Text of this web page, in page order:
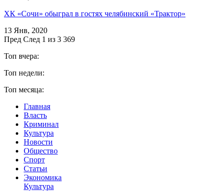
ХК «Сочи» обыграл в гостях челябинский «Трактор»
13 Янв, 2020
Пред След 1 из 3 369
Топ вчера:
Топ недели:
Топ месяца:
Главная
Власть
Криминал
Культура
Новости
Общество
Спорт
Статьи
Экономика
Культура